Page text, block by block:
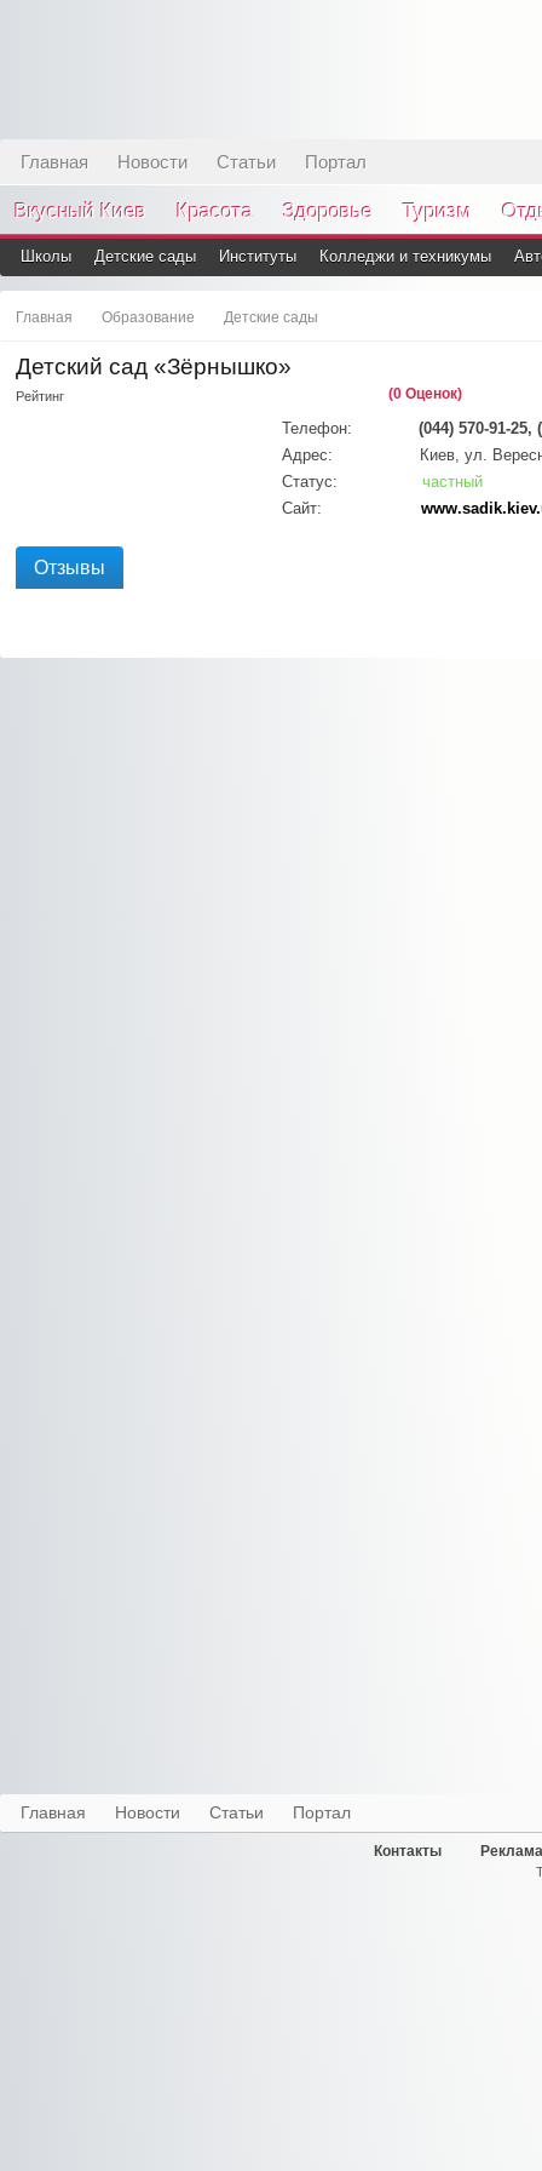
Главная Новости Статьи Портал
Вкусный Киев Красота Здоровье Туризм
Школы Детские сады Институты Колледжи и техникумы
Главная Образование Детские сады
Детский сад «Зёрнышко»
Рейтинг (0 Оценок)
Телефон:
(044) 570-91-25,
Адрес:
Киев, ул.
Статус:
частный
Сайт:
Отзывы
Главная Новости Статьи Портал
Контакты